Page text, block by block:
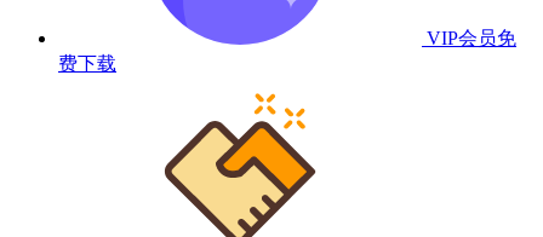
VIP会员免
费下载